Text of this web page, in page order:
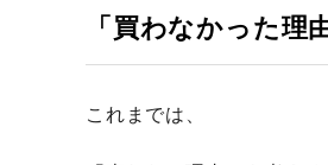
「買わなかった理
これまでは、